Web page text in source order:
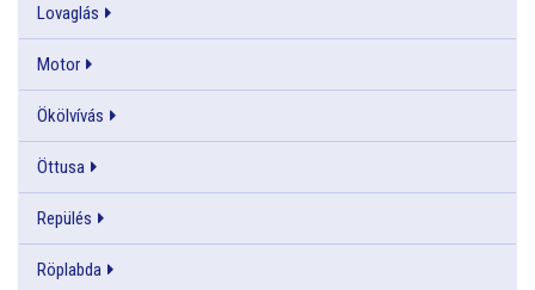
Lovaglás
Motor
Ökölvívás
Öttusa
Repülés
Röplabda